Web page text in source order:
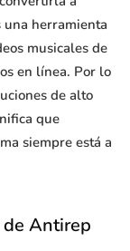
herramienta
musicales de
en línea. Por lo
de alto
que
siempre está a
de Antirep